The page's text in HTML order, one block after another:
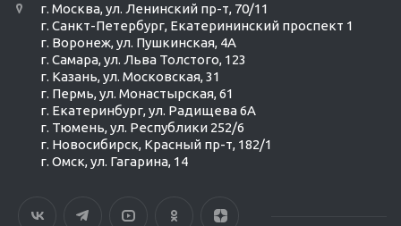
г. Москва, ул. Ленинский пр-т, 70/11
г. Санкт-Петербург, Екатерининский проспект 1
г. Воронеж, ул. Пушкинская, 4А
г. Самара, ул. Льва Толстого, 123
г. Казань, ул. Московская, 31
г. Пермь, ул. Монастырская, 61
г. Екатеринбург, ул. Радищева 6А
г. Тюмень, ул. Республики 252/6
г. Новосибирск, Красный пр-т, 182/1
г. Омск, ул. ​Гагарина, 14